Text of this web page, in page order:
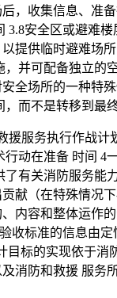
，收集信息、准
3.8安全区或避难
提供临时避难场
并可配备独立的
全场所的一种特
而不是转移到最
援服务执行作战计
动在准备 时间 4
了有关消防服务能
献（在特殊情况
内容和整体运作
收标准的信息由定
目标的实现依于消
消防和救援 服务